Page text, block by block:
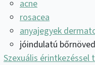
acne
rosacea
anyajegyek
jóindulatú
Szexuális érintkezéssel